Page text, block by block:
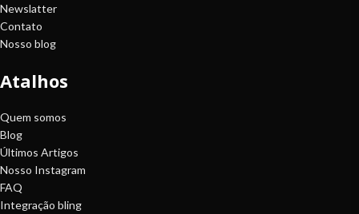
Newslatter
Contato
Nosso blog
Atalhos
Quem somos
Blog
Últimos Artigos
Nosso Instagram
FAQ
Integração bling